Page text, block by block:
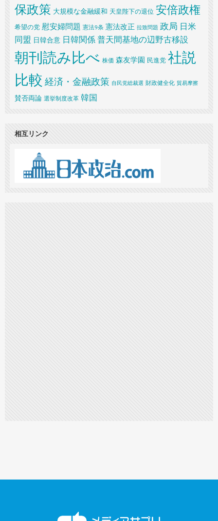
保政策 大規模な金融緩和 天皇陛下の退位 安倍政権
希望の党 慰安婦問題 憲法9条 憲法改正 拉致問題 政局 日米
同盟 日韓合意 日韓関係普天間基地の辺野古移設
朝刊読み比べ 株価 森友学園 民進党 社説
比較 経済・金融政策 自民党総裁選 財政健全化 貿易摩擦
賛否両論 選挙制度改革 韓国
相互リンク